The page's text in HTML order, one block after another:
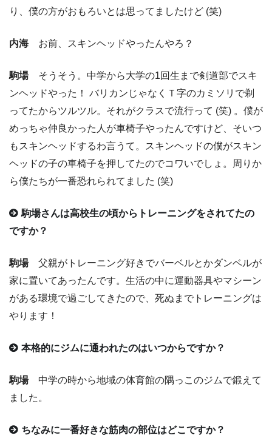
り、僕の方がおもろいとは思ってましたけど (笑)
内海 お前、スキンヘッドやったんやろ？
駒場そうそう。中学から大学の1回生まで剣道部でスキ
ンヘッドやった！ バリカンじゃなくＴ字のカミソリで剃
ってたからツルツル。それがクラスで流行って (笑) 。僕が
めっちゃ仲良かった人が車椅子やったんですけど、そいつ
もスキンヘッドするわ言うて。スキンヘッドの僕がスキン
ヘッドの子の車椅子を押してたのでコワいでしょ。周りか
ら僕たちが一番恐れられてました (笑)
駒場さんは高校生の頃からトレーニングをされてたの
ですか？
駒場父親がトレーニング好きでバーベルとかダンベルが
家に置いてあったんです。生活の中に運動器具やマシーン
がある環境で過ごしてきたので、死ぬまでトレーニングは
やります！
本格的にジムに通われたのはいつからですか？
駒場中学の時から地域の体育館の隅っこのジムで鍛えて
ました。
ちなみに一番好きな筋肉の部位はどこですか？